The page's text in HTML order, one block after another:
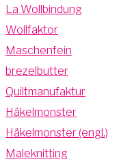
La Wollbindung
Wollfaktor
Maschenfein
brezelbutter
Quiltmanufaktur
Häkelmonster
Häkelmonster (engl.)
Maleknitting